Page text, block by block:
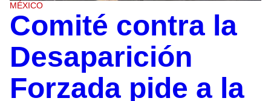
MÉXICO
Comité contra la
Desaparición
Forzada pide a la